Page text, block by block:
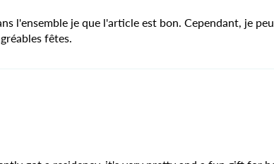
l'ensemble je que l'article est bon. Cependant, je
fêtes.